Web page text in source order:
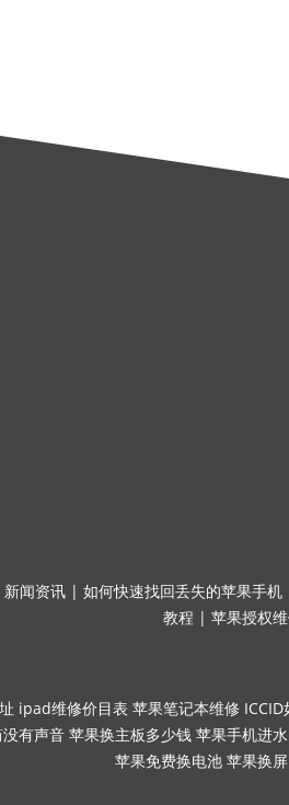
新闻资讯 | 如何快速找回丢失的苹果手机
教程 | 苹果授权
ipad维修价目表 苹果笔记本维修
有声音 苹果换主板多少钱 苹果手机进
苹果免费换电池 苹果换